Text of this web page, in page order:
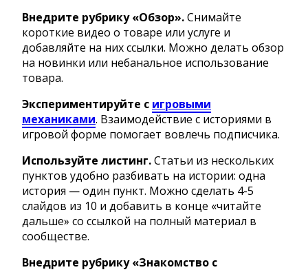
Внедрите рубрику «Обзор».Снимайте
короткие видео о товаре или услуге и
добавляйте на них ссылки. Можно делать обзор
на новинки или небанальное использование
товара.
Экспериментируйте с игровыми
механиками. Взаимодействие с историями в
игровой форме помогает вовлечь подписчика.
Используйте листинг.Статьи из нескольких
пунктов удобно разбивать на истории: одна
история — один пункт. Можно сделать 4-5
слайдов из 10 и добавить в конце «читайте
дальше» со ссылкой на полный материал в
сообществе.
Внедрите рубрику «Знакомство с